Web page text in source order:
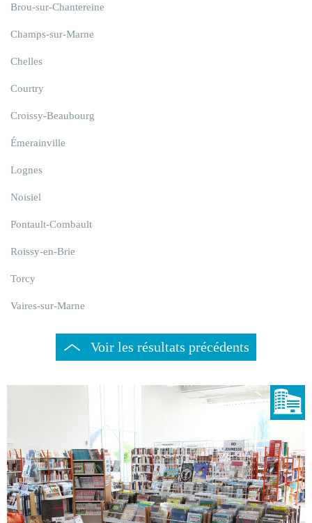
Brou-sur-Chantereine
Champs-sur-Marne
Chelles
Courtry
Croissy-Beaubourg
Émerainville
Lognes
Noisiel
Pontault-Combault
Roissy-en-Brie
Torcy
Vaires-sur-Marne
Voir les résultats précédents